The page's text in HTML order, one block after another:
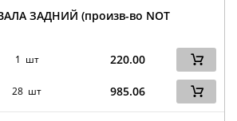
ЗАДНИЙ (произв-во NOT
1 шт 220.00
28 шт 985.06